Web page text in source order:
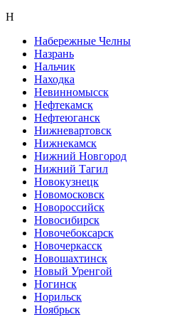
Н
Набережные Челны
Назрань
Нальчик
Находка
Невинномысск
Нефтекамск
Нефтеюганск
Нижневартовск
Нижнекамск
Нижний Новгород
Нижний Тагил
Новокузнецк
Новомосковск
Новороссийск
Новосибирск
Новочебоксарск
Новочеркасск
Новошахтинск
Новый Уренгой
Ногинск
Норильск
Ноябрьск